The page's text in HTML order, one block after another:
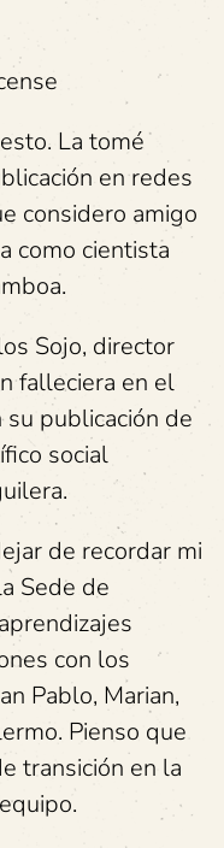
La tomé
en redes
considero amigo
como cientista
Sojo, director
falleciera en el
publicación de
social
de recordar mi
Sede de
con los
Pablo, Marian,
Pienso que
transición en la